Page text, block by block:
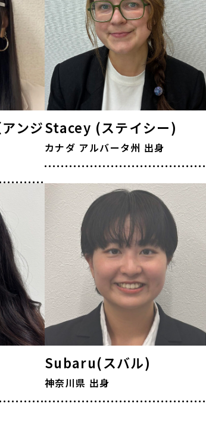
ンジStacey (ステイシー)
カナダ アルバータ州 出身
Subaru(スバル)
神奈川県 出身